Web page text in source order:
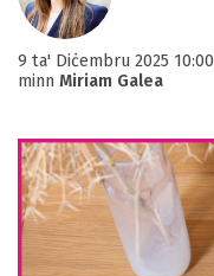
9 ta' Diċembru 2025 10:00
minn Miriam Galea